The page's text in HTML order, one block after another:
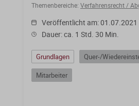
Themenbereiche: Verfahrensrecht /
Veröffentlicht am: 01.07.2021
Dauer: ca. 1 Std. 30 Min.
Grundlagen
Quer-/
Mitarbeiter